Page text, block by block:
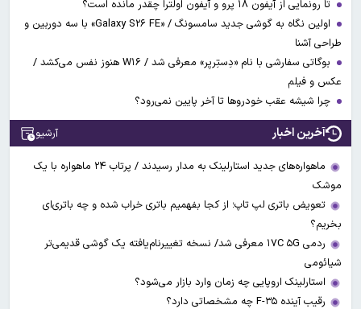
تا رونمایی از آیفون ۱۸ پرو و آیفون اولترا چقدر مانده است؟
اولین نگاه به گوشی جدید سامسونگ / «Galaxy S۲۶ FE» با سه دوربین و
طراحی آشنا
بوگاتی سفارشی با نام «دِستِریِر» معرفی شد / W۱۶ هنوز نفس می‌کشد /
عکس و فیلم
چرا شیشه عقب خودروها تا آخر پایین نمی‌رود؟
آخرین اخبار آرشیو
ماهواره‌های جدید استارلینک به مدار رسیدند / پرتاب ۲۴ ماهواره با یک
موشک
تعویض باتری لپ تاپ؛ از کجا بفهمیم باتری خراب شده و چه باتری‌ای
بخریم؟
ردمی ۱۷C ۵G معرفی شد/ نسخه تغییرنام‌یافته یک گوشی قدیمی‌تر
شیائومی
استارلینک اروپایی چه زمان وارد بازار می‌شود؟
رقیب آینده F-۳۵ چه مشخصاتی دارد؟